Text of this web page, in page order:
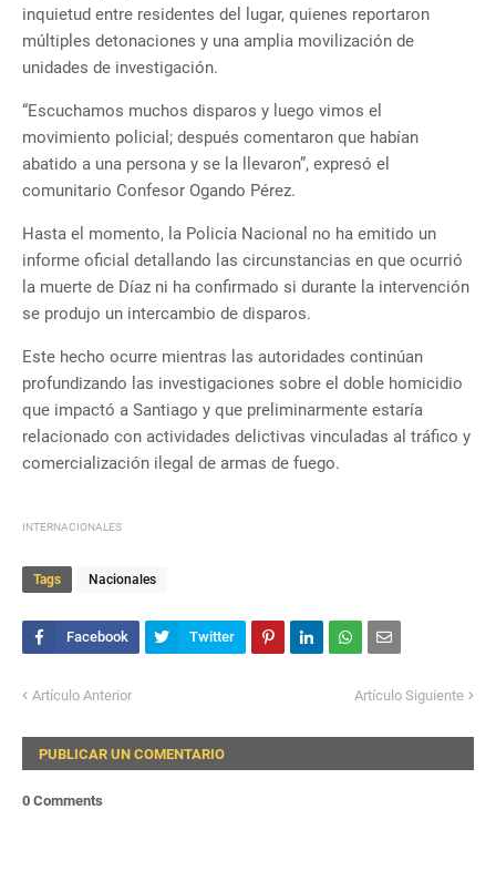
inquietud entre residentes del lugar, quienes reportaron
múltiples detonaciones y una amplia movilización de
unidades de investigación.
“Escuchamos muchos disparos y luego vimos el
movimiento policial; después comentaron que habían
abatido a una persona y se la llevaron”, expresó el
comunitario Confesor Ogando Pérez.
Hasta el momento, la Policía Nacional no ha emitido un
informe oficial detallando las circunstancias en que ocurrió
la muerte de Díaz ni ha confirmado si durante la intervención
se produjo un intercambio de disparos.
Este hecho ocurre mientras las autoridades continúan
profundizando las investigaciones sobre el doble homicidio
que impactó a Santiago y que preliminarmente estaría
relacionado con actividades delictivas vinculadas al tráfico y
comercialización ilegal de armas de fuego.
INTERNACIONALES
Tags Nacionales
Artículo Anterior Artículo Siguiente
PUBLICAR UN COMENTARIO
0 Comments